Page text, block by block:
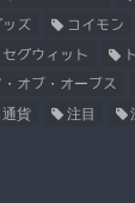
ッズ コイモン
セグウィット
オブ・オーブス
通貨 注目